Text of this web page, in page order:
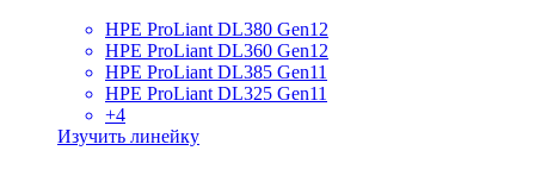
HPE ProLiant DL380 Gen12
HPE ProLiant DL360 Gen12
HPE ProLiant DL385 Gen11
HPE ProLiant DL325 Gen11
+4
Изучить линейку